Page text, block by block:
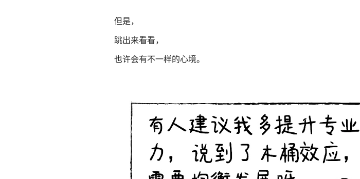
但是，
跳出来看看，
也许会有不一样的心境。